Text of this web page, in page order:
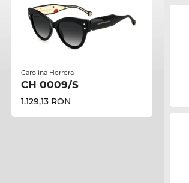
Carolina Herrera
CH 0009/S
1.129,13 RON